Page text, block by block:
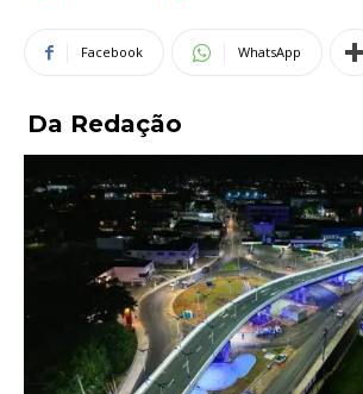
Facebook WhatsApp
Da Redação